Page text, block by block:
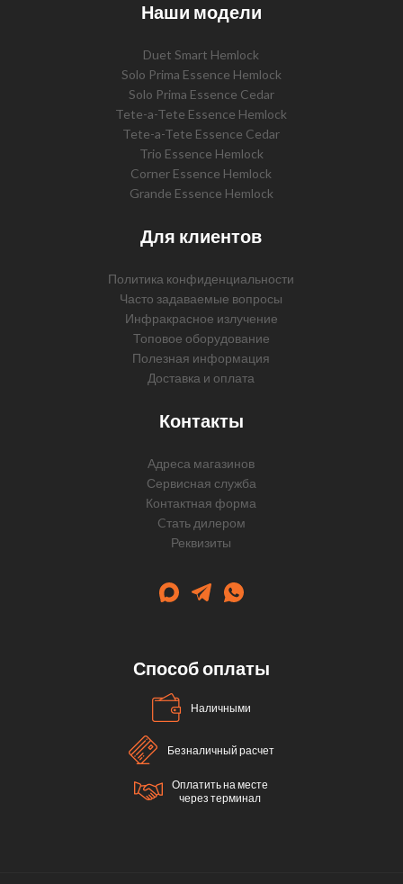
Наши модели
Duet Smart Hemlock
Solo Prima Essence Hemlock
Solo Prima Essence Cedar
Tete-a-Tete Essence Hemlock
Tete-a-Tete Essence Cedar
Trio Essence Hemlock
Corner Essence Hemlock
Grande Essence Hemlock
Для клиентов
Политика конфиденциальности
Часто задаваемые вопросы
Инфракрасное излучение
Топовое оборудование
Полезная информация
Доставка и оплата
Контакты
Адреса магазинов
Сервисная служба
Контактная форма
Cтать дилером
Реквизиты
Способ оплаты
Наличными
Безналичный расчет
Оплатить на месте
через терминал